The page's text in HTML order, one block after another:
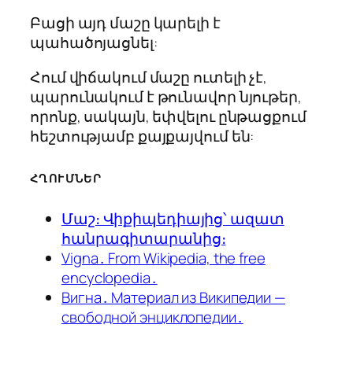
Բացի այդ մաշը կարելի է
պահածոյացնել:
Հում վիճակում մաշը ուտելի չէ,
պարունակում է թունավոր նյութեր,
որոնք, սակայն, եփվելու ընթացքում
հեշտությամբ քայքայվում են:
ՀՂՈՒՄՆԵՐ
Մաշ։ Վիքիպեդիայից՝ ազատ
հանրագիտարանից։
Vigna․ From Wikipedia, the free
encyclopedia․
Вигна․ Материал из Википедии —
свободной энциклопедии․